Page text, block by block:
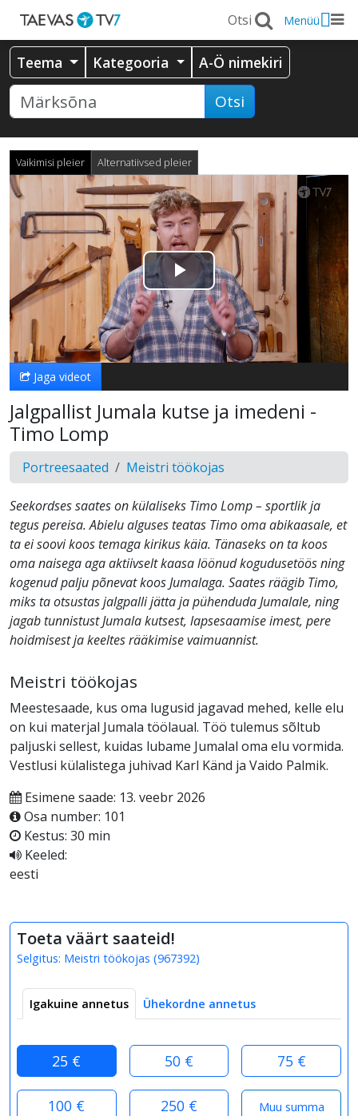
Menüü
Teema Kategooria A-Ö nimekiri
Otsi
Vaikimisi pleier Alternatiivsed pleier
Esita
video
Jaga videot
Jalgpallist Jumala kutse ja imedeni -
Timo Lomp
Portreesaated Meistri töökojas
Seekordses saates on külaliseks Timo Lomp – sportlik ja
tegus pereisa. Abielu alguses teatas Timo oma abikaasale, et
ta ei soovi koos temaga kirikus käia. Tänaseks on ta koos
oma naisega aga aktiivselt kaasa löönud kogudusetöös ning
kogenud palju põnevat koos Jumalaga. Saates räägib Timo,
miks ta otsustas jalgpalli jätta ja pühenduda Jumalale, ning
jagab tunnistust Jumala kutsest, lapsesaamise imest, pere
hoidmisest ja keeltes rääkimise vaimuannist.
Meistri töökojas
Meestesaade, kus oma lugusid jagavad mehed, kelle elu
on kui materjal Jumala töölaual. Töö tulemus sõltub
paljuski sellest, kuidas lubame Jumalal oma elu vormida.
Vestlusi külalistega juhivad Karl Känd ja Vaido Palmik.
Esimene saade: 13. veebr 2026
Osa number: 101
Kestus: 30 min
Keeled:
eesti
Toeta väärt saateid!
Selgitus: Meistri töökojas (967392)
Igakuine annetus Ühekordne annetus
25 € 50 € 75 €
100 € 250 €